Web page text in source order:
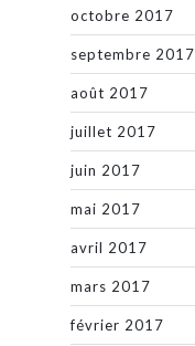
octobre 2017
septembre 2017
août 2017
juillet 2017
juin 2017
mai 2017
avril 2017
mars 2017
février 2017